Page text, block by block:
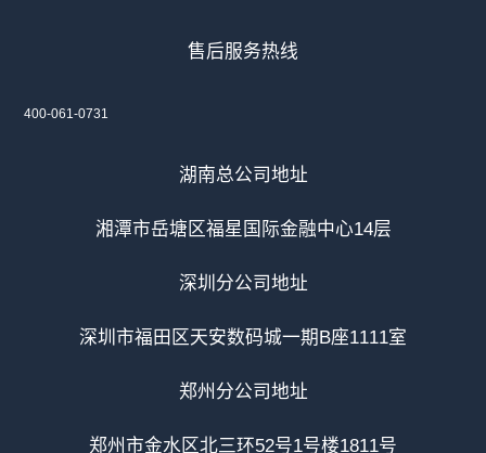
售后服务热线
400-061-0731
湖南总公司地址
湘潭市岳塘区福星国际金融中心14层
深圳分公司地址
深圳市福田区天安数码城一期B座1111室
郑州分公司地址
郑州市金水区北三环52号1号楼1811号